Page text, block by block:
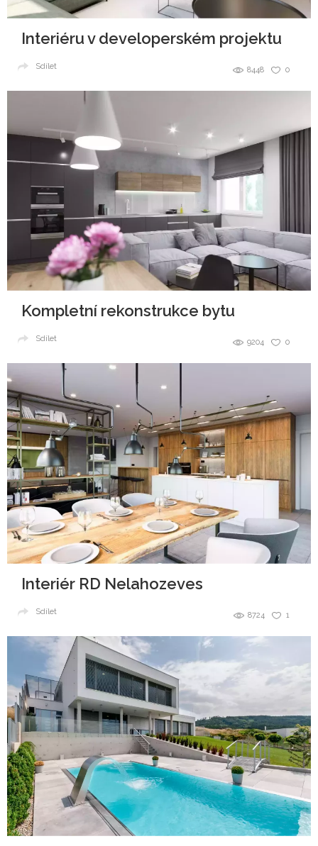
Interiéru v developerském projektu
0
8448
Sdílet
Kompletní rekonstrukce bytu
0
9204
Sdílet
Interiér RD Nelahozeves
1
8724
Sdílet